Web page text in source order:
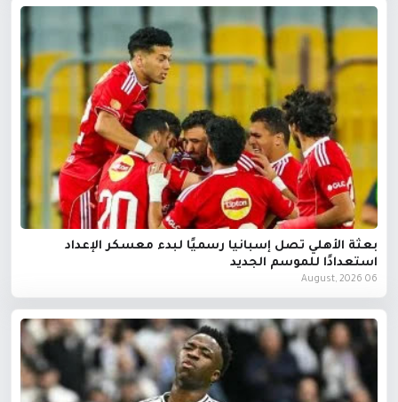
بعثة الأهلي تصل إسبانيا رسميًا لبدء معسكر الإعداد
استعدادًا للموسم الجديد
06 August, 2026